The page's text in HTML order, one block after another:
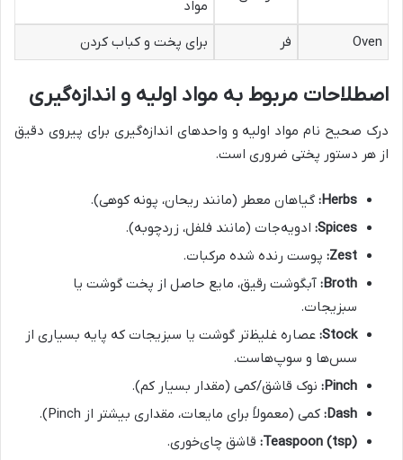
مواد
Oven
فر برای پخت و کباب کردن
اصطلاحات مربوط به مواد اولیه و اندازه‌گیری
درک صحیح نام مواد اولیه و واحدهای اندازه‌گیری برای پیروی دقیق
از هر دستور پختی ضروری است.
Herbs: گیاهان معطر (مانند ریحان، پونه کوهی).
Spices: ادویه‌جات (مانند فلفل، زردچوبه).
Zest: پوست رنده شده مرکبات.
Broth: آبگوشت رقیق، مایع حاصل از پخت گوشت یا
سبزیجات.
Stock: عصاره غلیظ‌تر گوشت یا سبزیجات که پایه بسیاری از
سس‌ها و سوپ‌هاست.
Pinch: نوک قاشق/کمی (مقدار بسیار کم).
Dash: کمی (معمولاً برای مایعات، مقداری بیشتر از Pinch).
Teaspoon (tsp): قاشق چای‌خوری.